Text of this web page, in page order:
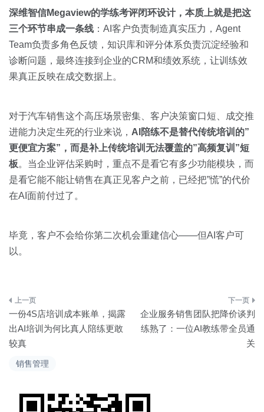
销售管理
深维智信Megaview的学练考评闭环设计，本质上就是把这
三个环节串成一条线 ：AI客户负责制造真实压力，Agent
Team负责多角色反馈，知识库和评分体系负责沉淀经验和
诊断问题，最终连接到企业的CRM和绩效系统，让训练效
果真正反映在成交数据上。
对于汽车销售这个高压场景密集、客户决策窗口短、成交推
进能力决定生死的行业来说， AI陪练不是替代传统培训的”
更便宜方案”，而是补上传统培训无法覆盖的”高频复训”短
板。当企业评估采购时，重点不是看它有多少功能模块，而
是看它能不能让销售在真正见客户之前，已经把”慌”的代价
在AI面前付过了。
毕竟，客户不会给你第二次机会重建信心——但AI客户可
以。
文
章
导
一份4S店培训成本账单，揭露
出AI培训为何比真人陪练更敢
较真
企业服务销售团队把降价谈判
练熟了：一位AI教练带全员通
关